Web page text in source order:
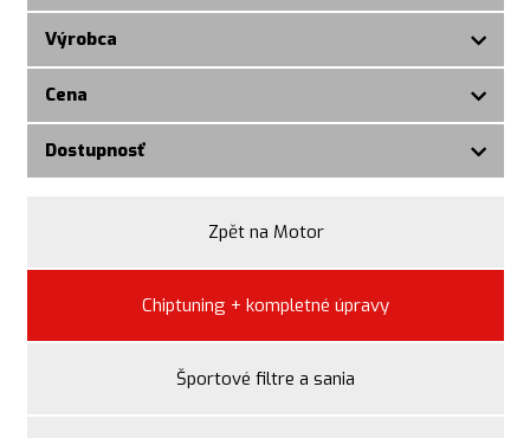
Výrobca
Cena
Dostupnosť
Zpět na Motor
Chiptuning + kompletné úpravy
Športové filtre a sania